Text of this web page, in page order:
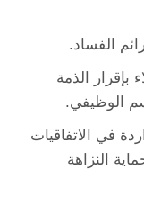
الفساد.
بإقرار الذمة
الوظيفي.
في الاتفاقيات
النزاهة